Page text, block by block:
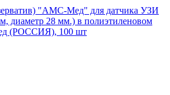
"АМС-Мед" для датчика УЗИ
диаметр 28 мм.) в полиэтиленовом
(РОССИЯ), 100 шт